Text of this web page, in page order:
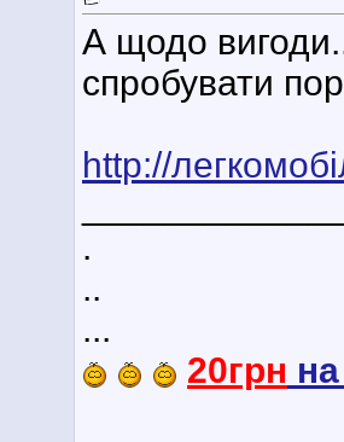
А щодо
спробувати
http://
.
..
...
20грн